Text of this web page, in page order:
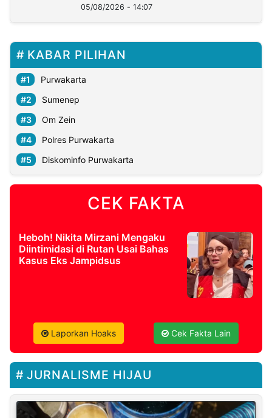
05/08/2026 - 14:07
KABAR PILIHAN
Purwakarta
Sumenep
Om Zein
Polres Purwakarta
Diskominfo Purwakarta
CEK FAKTA
Heboh! Nikita Mirzani Mengaku
Diintimidasi di Rutan Usai Bahas
Kasus Eks Jampidsus
Laporkan Hoaks Cek Fakta Lain
JURNALISME HIJAU